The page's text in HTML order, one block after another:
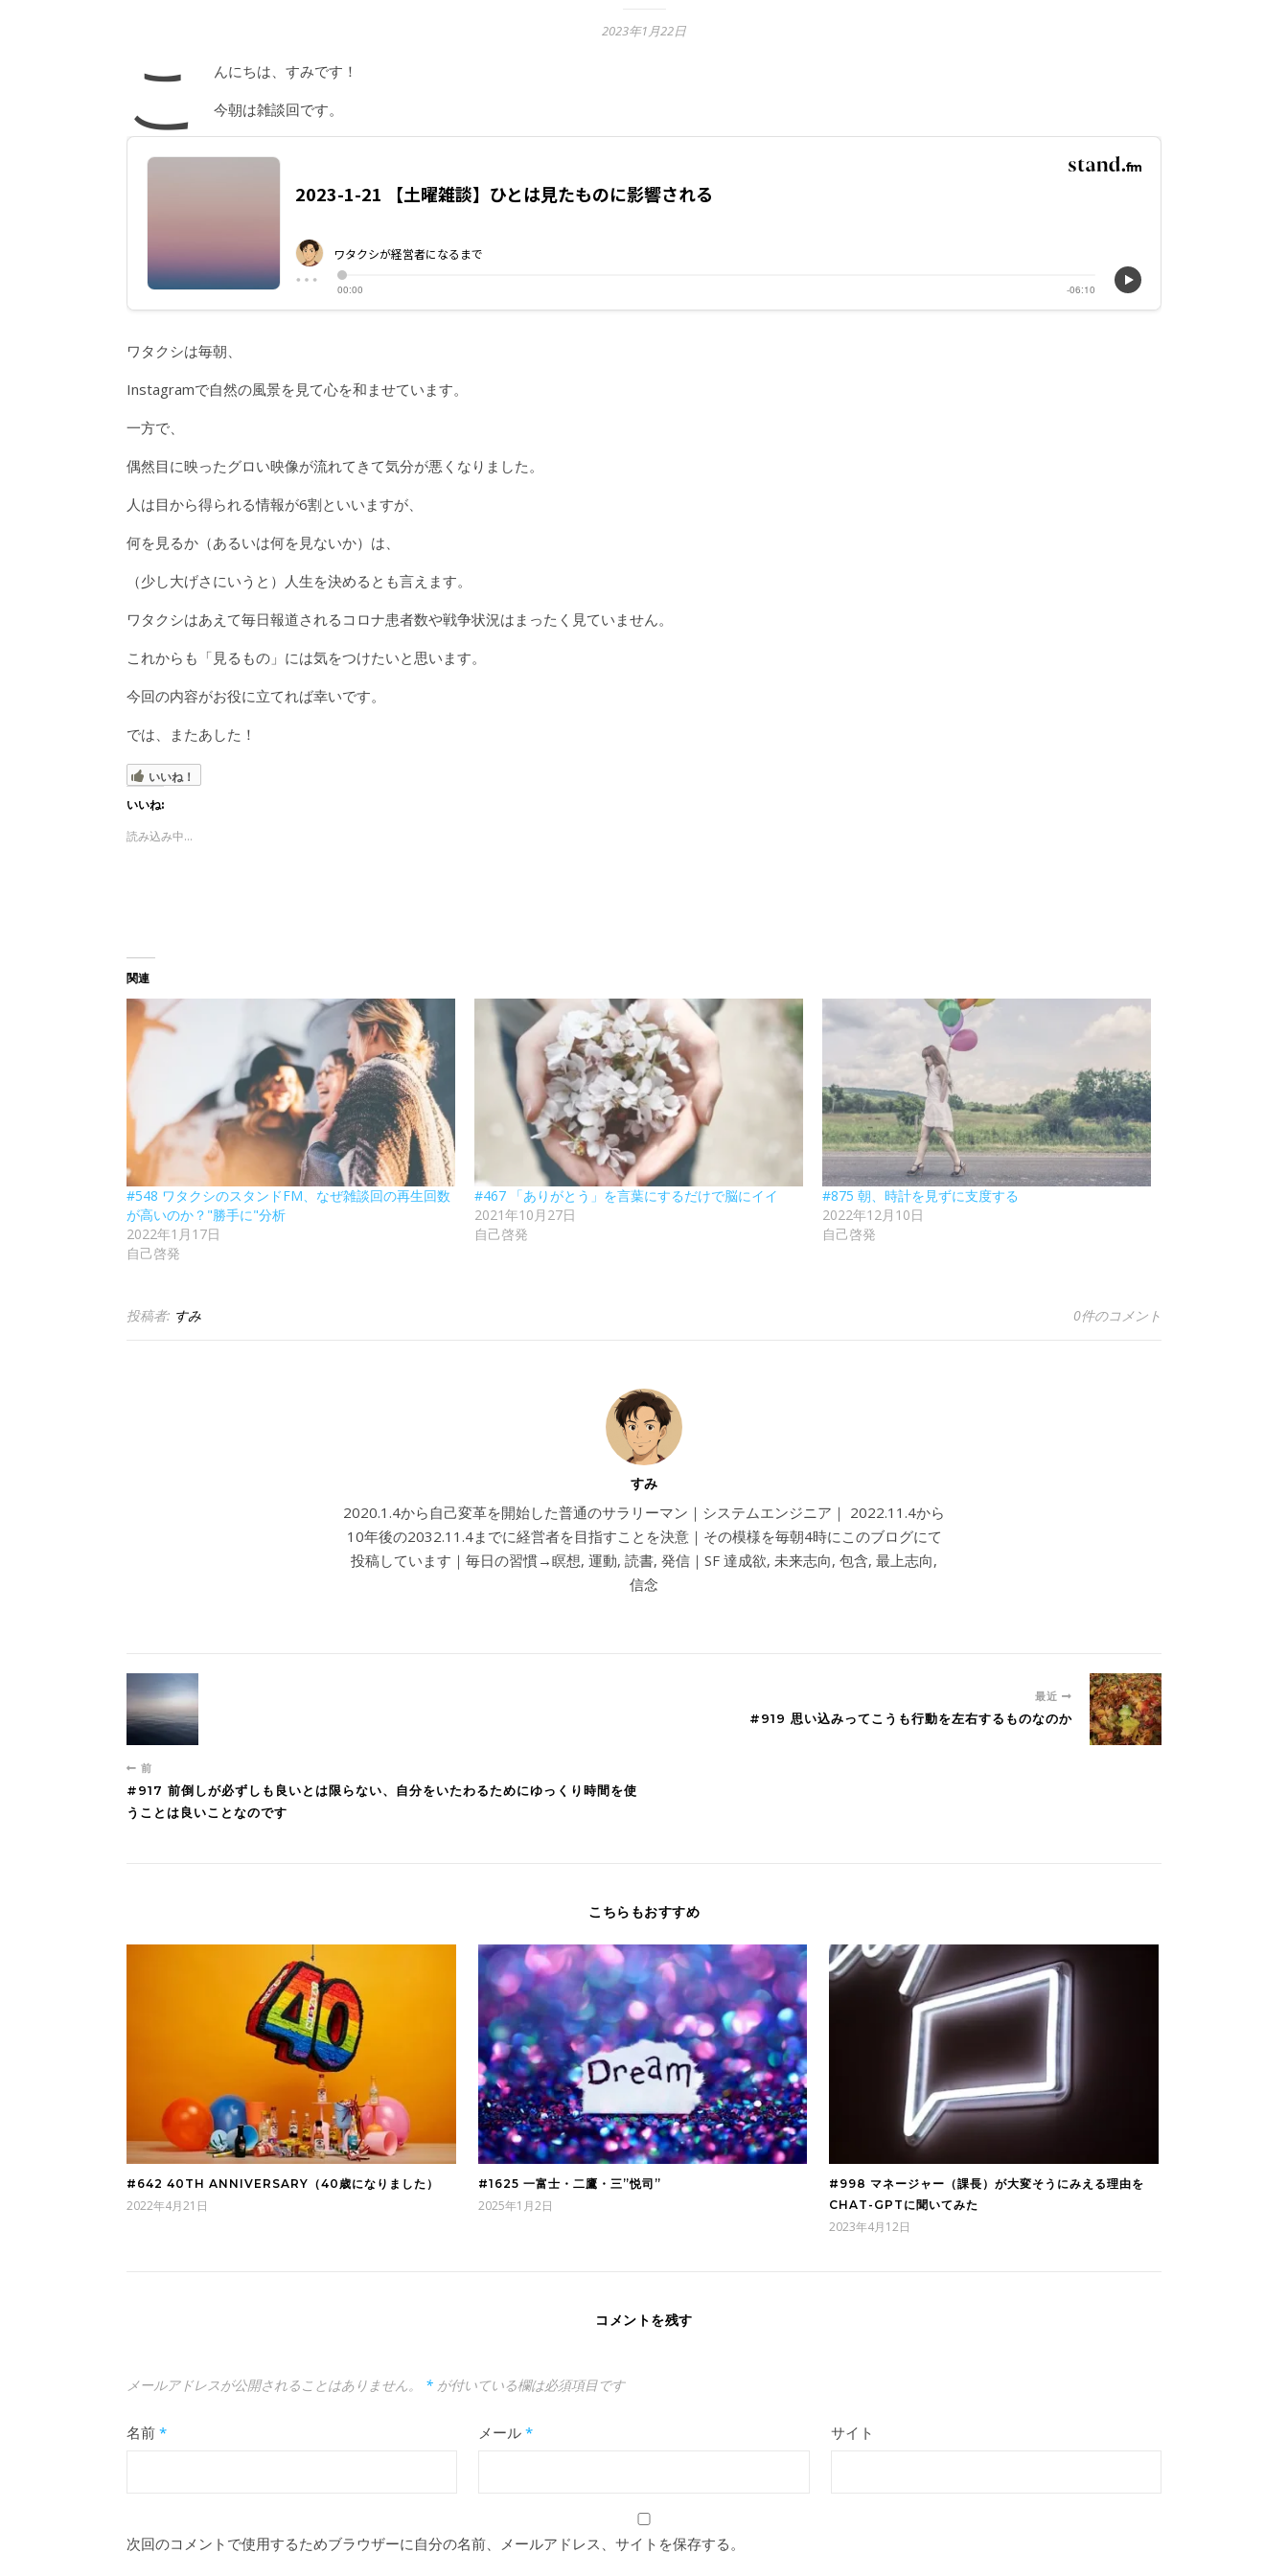
2023年1月22日
こ
んにちは、すみです！
今朝は雑談回です。
ワタクシは毎朝、
Instagramで自然の風景を見て心を和ませています。
一方で、
偶然目に映ったグロい映像が流れてきて気分が悪くなりました。
人は目から得られる情報が6割といいますが、
何を見るか（あるいは何を見ないか）は、
（少し大げさにいうと）人生を決めるとも言えます。
ワタクシはあえて毎日報道されるコロナ患者数や戦争状況はまったく見ていません。
これからも「見るもの」には気をつけたいと思います。
今回の内容がお役に立てれば幸いです。
では、またあした！
いいね！
いいね:
読み込み中...
関連
#548 ワタクシのスタンドFM、なぜ雑談回の再生回数
が高いのか？"勝手に"分析
2022年1月17日
自己啓発
#467 「ありがとう」を言葉にするだけで脳にイイ
2021年10月27日
自己啓発
#875 朝、時計を見ずに支度する
2022年12月10日
自己啓発
投稿者: すみ 0件のコメント
すみ
2020.1.4から自己変革を開始した普通のサラリーマン｜システムエンジニア｜ 2022.11.4から
10年後の2032.11.4までに経営者を目指すことを決意｜その模様を毎朝4時にこのブログにて
投稿しています｜毎日の習慣→瞑想, 運動, 読書, 発信｜SF 達成欲, 未来志向, 包含, 最上志向,
信念
前
#917 前倒しが必ずしも良いとは限らない、自分をいたわるためにゆっくり時間を使
うことは良いことなのです
最近
#919 思い込みってこうも行動を左右するものなのか
こちらもおすすめ
#642 40TH ANNIVERSARY（40歳になりました）
2022年4月21日
#1625 一富士・二鷹・三”悦司”
2025年1月2日
#998 マネージャー（課長）が大変そうにみえる理由を
CHAT-GPTに聞いてみた
2023年4月12日
コメントを残す
メールアドレスが公開されることはありません。 * が付いている欄は必須項目です
名前 * メール* サイト
次回のコメントで使用するためブラウザーに自分の名前、メールアドレス、サイトを保存する。